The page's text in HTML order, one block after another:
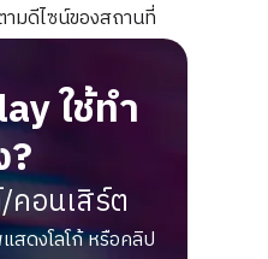
มดีไซน์ของสถานที่
ใช้ทำ
?
คอนเสิร์ต
สดงโลโก้ หรือคลิป